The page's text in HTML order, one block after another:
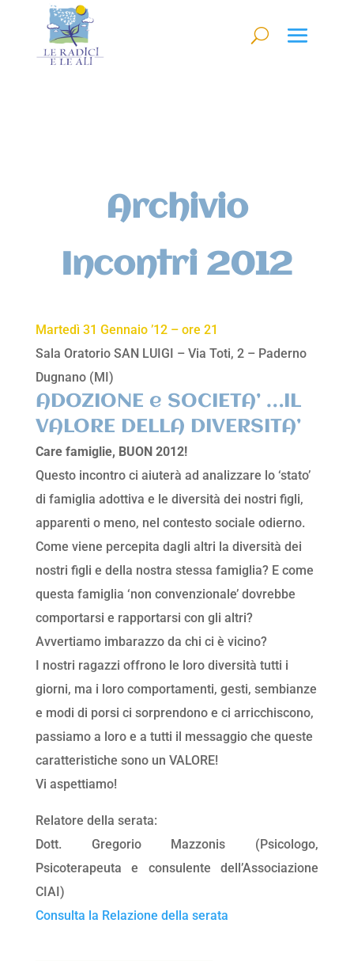
Archivio
Incontri 2012
Martedì 31 Gennaio ’12 – ore 21
Sala Oratorio SAN LUIGI – Via Toti, 2 – Paderno
Dugnano (MI)
ADOZIONE e SOCIETA’ …IL
VALORE DELLA DIVERSITA’
Care famiglie, BUON 2012!
Questo incontro ci aiuterà ad analizzare lo ‘stato’
di famiglia adottiva e le diversità dei nostri figli,
apparenti o meno, nel contesto sociale odierno.
Come viene percepita dagli altri la diversità dei
nostri figli e della nostra stessa famiglia? E come
questa famiglia ‘non convenzionale’ dovrebbe
comportarsi e rapportarsi con gli altri?
Avvertiamo imbarazzo da chi ci è vicino?
I nostri ragazzi offrono le loro diversità tutti i
giorni, ma i loro comportamenti, gesti, sembianze
e modi di porsi ci sorprendono e ci arricchiscono,
passiamo a loro e a tutti il messaggio che queste
caratteristiche sono un VALORE!
Vi aspettiamo!
Relatore della serata:
Dott. Gregorio Mazzonis (Psicologo,
Psicoterapeuta e consulente dell’Associazione
CIAI)
Consulta la Relazione della serata